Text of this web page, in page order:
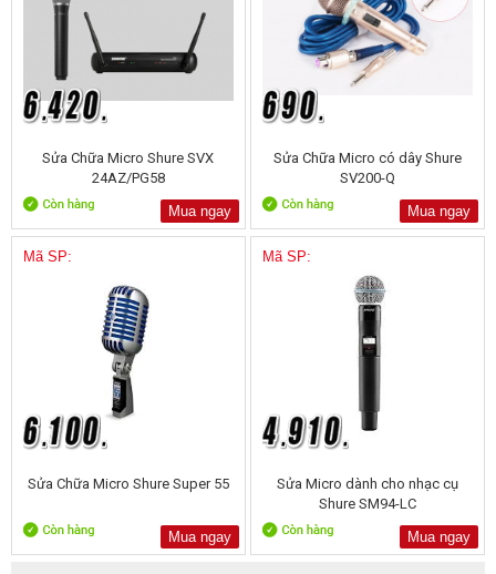
Sửa Chữa Micro Shure SVX
24AZ/PG58
Mua ngay
Sửa Chữa Micro có dây Shure
SV200-Q
Mua ngay
Mã SP:
Sửa Chữa Micro Shure Super 55
Mua ngay
Mã SP:
Sửa Micro dành cho nhạc cụ
Shure SM94-LC
Mua ngay